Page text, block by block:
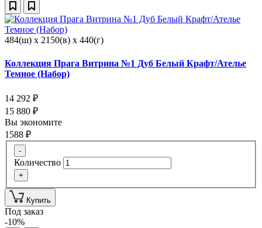
484(ш) x 2150(в) x 440(г)
Коллекция Прага Витрина №1 Дуб Белый Крафт/Ателье
Темное (Набор)
14 292 ₽
15 880 ₽
Вы экономите
1588 ₽
-
Количество
+
Купить
Под заказ
-10%